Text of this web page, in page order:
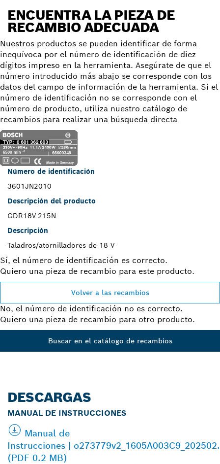
ENCUENTRA LA PIEZA DE
RECAMBIO ADECUADA
Nuestros productos se pueden identificar de forma
inequívoca por el número de identificación de diez
dígitos impreso en la herramienta. Asegúrate de que el
número introducido más abajo se corresponde con los
datos del campo de información de la herramienta. Si el
número de identificación no se corresponde con el
número de producto, utiliza nuestro catálogo de
recambios para realizar una búsqueda directa
Número de identificación
3601JN2010
Descripción del producto
GDR18V-215N
Descripción
Taladros/atornilladores de 18 V
Sí, el número de identificación es correcto.
Quiero una pieza de recambio para este producto.
Volver a las recambios
No, el número de identificación no es correcto.
Quiero una pieza de recambio para otro producto.
Buscar en el catálogo de recambios
DESCARGAS
MANUAL DE INSTRUCCIONES
Manual de
Instrucciones |
(PDF 0.2 MB)